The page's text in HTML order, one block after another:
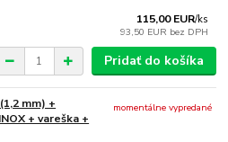
115,00 EUR/ks
93,50 EUR bez DPH
Pridať do košíka
mm) +
+ vareška +
momentálne vypredané